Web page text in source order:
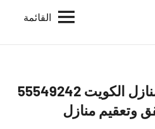
القائمة
شركات تنظيف منازل الكويت 55549242
وتعقيم منازل